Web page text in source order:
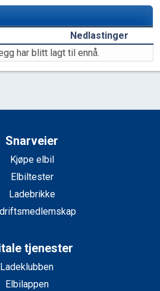
Nedlastinger
har blitt lagt til ennå.
Snarveier
Kjøpe elbil
Elbiltester
Ladebrikke
tjenester
Ladeklubben
Elbilappen